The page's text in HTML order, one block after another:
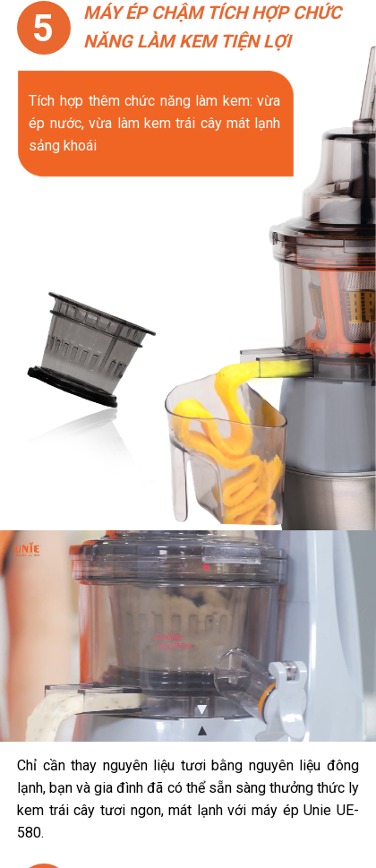
MÁY ÉP CHẬM TÍCH HỢP CHỨC
NĂNG LÀM KEM TIỆN LỢI
Tích hợp thêm chức năng làm kem: vừa
ép nước, vừa làm kem trái cây mát lạnh
sảng khoái
5
Chỉ cần thay nguyên liệu tươi bằng nguyên liệu đông
lạnh, bạn và gia đình đã có thể sẵn sàng thưởng thức ly
kem trái cây tươi ngon, mát lạnh với máy ép Unie UE-
580.